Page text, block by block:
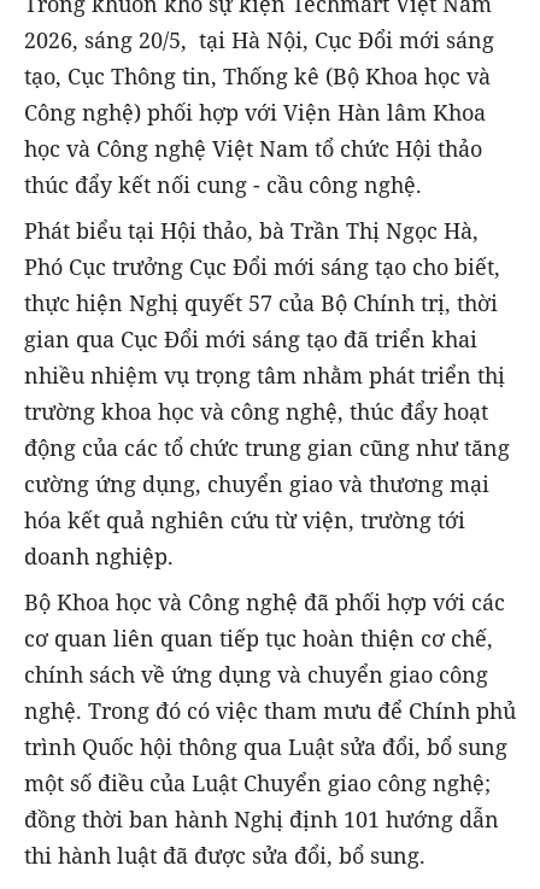
2026, sáng 20/5, tại Hà Nội, Cục Đổi mới sáng
tạo, Cục Thông tin, Thống kê (Bộ Khoa học và
Công nghệ) phối hợp với Viện Hàn lâm Khoa
học và Công nghệ Việt Nam tổ chức Hội thảo
thúc đẩy kết nối cung - cầu công nghệ.
Phát biểu tại Hội thảo, bà Trần Thị Ngọc Hà,
Phó Cục trưởng Cục Đổi mới sáng tạo cho biết,
thực hiện Nghị quyết 57 của Bộ Chính trị, thời
gian qua Cục Đổi mới sáng tạo đã triển khai
nhiều nhiệm vụ trọng tâm nhằm phát triển thị
trường khoa học và công nghệ, thúc đẩy hoạt
động của các tổ chức trung gian cũng như tăng
cường ứng dụng, chuyển giao và thương mại
hóa kết quả nghiên cứu từ viện, trường tới
doanh nghiệp.
Bộ Khoa học và Công nghệ đã phối hợp với các
cơ quan liên quan tiếp tục hoàn thiện cơ chế,
chính sách về ứng dụng và chuyển giao công
nghệ. Trong đó có việc tham mưu để Chính phủ
trình Quốc hội thông qua Luật sửa đổi, bổ sung
một số điều của Luật Chuyển giao công nghệ;
đồng thời ban hành Nghị định 101 hướng dẫn
thi hành luật đã được sửa đổi, bổ sung.